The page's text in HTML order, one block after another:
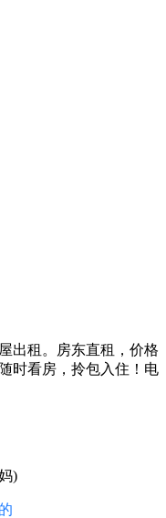
出租。房东直租，价格
时看房，拎包入住！电
)